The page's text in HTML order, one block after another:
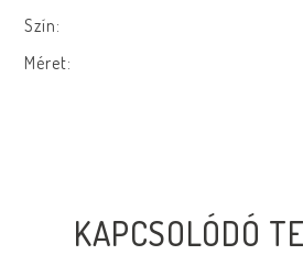
Szín:
Méret:
KAPCSOLÓDÓ